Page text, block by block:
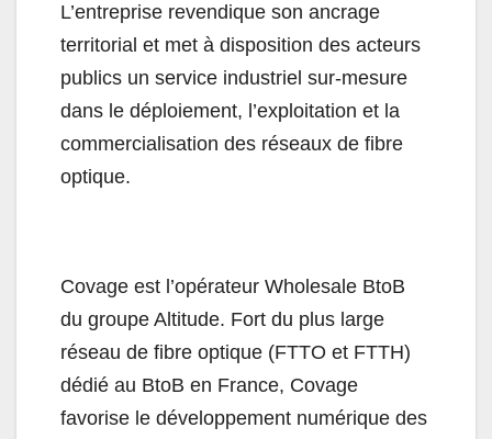
L’entreprise revendique son ancrage
territorial et met à disposition des acteurs
publics un service industriel sur-mesure
dans le déploiement, l’exploitation et la
commercialisation des réseaux de fibre
optique.
Covage est l’opérateur Wholesale BtoB
du groupe Altitude. Fort du plus large
réseau de fibre optique (FTTO et FTTH)
dédié au BtoB en France, Covage
favorise le développement numérique des